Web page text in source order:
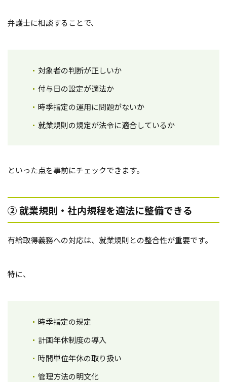
弁護士に相談することで、
対象者の判断が正しいか
付与日の設定が適法か
時季指定の運用に問題がないか
就業規則の規定が法令に適合しているか
といった点を事前にチェックできます。
② 就業規則・社内規程を適法に整備できる
有給取得義務への対応は、就業規則との整合性が重要です。
特に、
時季指定の規定
計画年休制度の導入
時間単位年休の取り扱い
管理方法の明文化